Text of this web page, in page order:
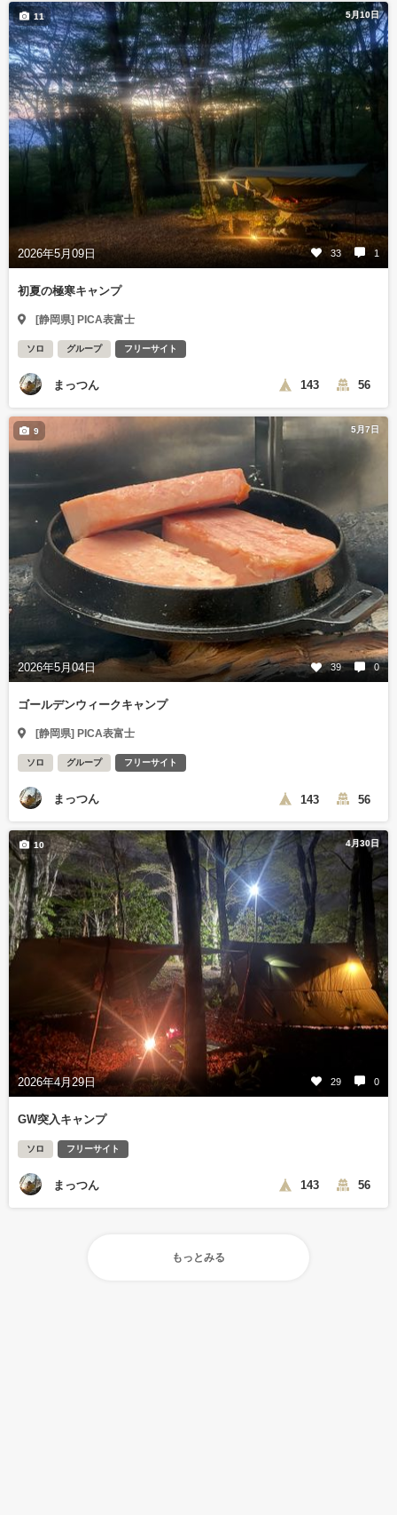
5月10日
2026年5月09日 33 1
11
初夏の極寒キャンプ
[静岡県] PICA表富士
ソロ グループ フリーサイト
まっつん 143 56
5月7日
2026年5月04日 39 0
9
ゴールデンウィークキャンプ
[静岡県] PICA表富士
ソロ グループ フリーサイト
まっつん 143 56
4月30日
2026年4月29日 29 0
10
GW突入キャンプ
ソロ フリーサイト
まっつん 143 56
もっとみる